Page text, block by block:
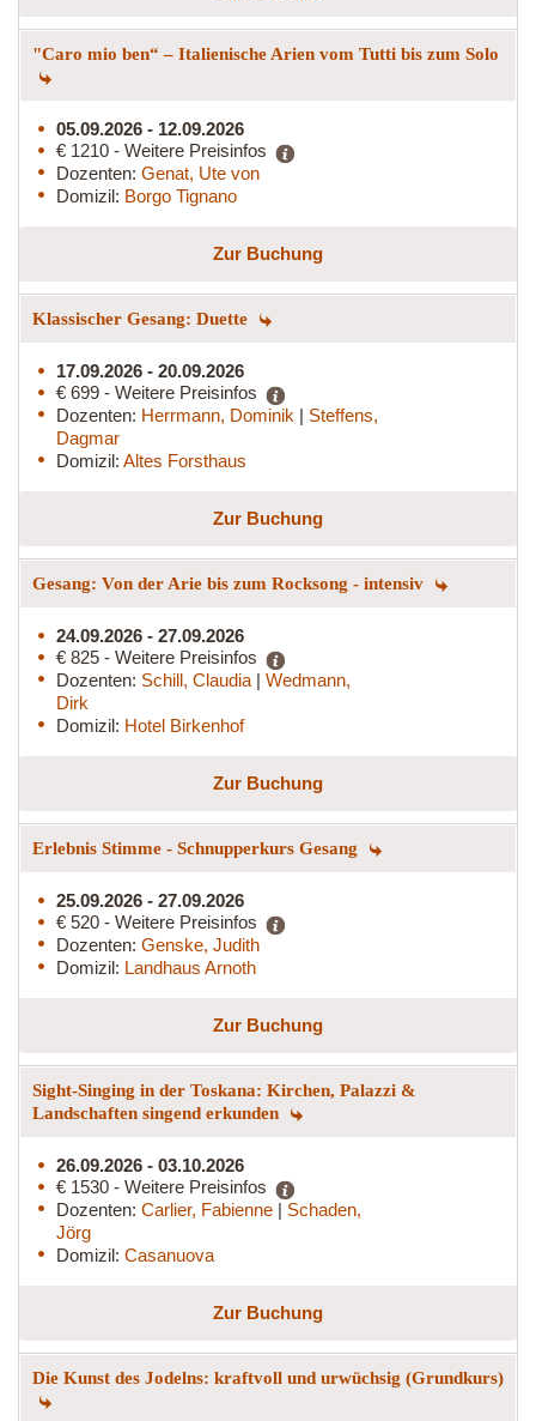
"Caro mio ben“ – Italienische Arien vom Tutti bis zum Solo
05.09.2026 - 12.09.2026
€ 1210 - Weitere Preisinfos
Dozenten: Genat, Ute von
Domizil: Borgo Tignano
Zur Buchung
Klassischer Gesang: Duette
17.09.2026 - 20.09.2026
€ 699 - Weitere Preisinfos
Dozenten: Herrmann, Dominik | Steffens,
Dagmar
Domizil: Altes Forsthaus
Zur Buchung
Gesang: Von der Arie bis zum Rocksong - intensiv
24.09.2026 - 27.09.2026
€ 825 - Weitere Preisinfos
Dozenten: Schill, Claudia | Wedmann,
Dirk
Domizil: Hotel Birkenhof
Zur Buchung
Erlebnis Stimme - Schnupperkurs Gesang
25.09.2026 - 27.09.2026
€ 520 - Weitere Preisinfos
Dozenten: Genske, Judith
Domizil: Landhaus Arnoth
Zur Buchung
Sight-Singing in der Toskana: Kirchen, Palazzi &
Landschaften singend erkunden
26.09.2026 - 03.10.2026
€ 1530 - Weitere Preisinfos
Dozenten: Carlier, Fabienne | Schaden,
Jörg
Domizil: Casanuova
Zur Buchung
Die Kunst des Jodelns: kraftvoll und urwüchsig (Grundkurs)